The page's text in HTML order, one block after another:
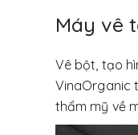
Máy vê
Vê bột, tạo
VinaOrganic
thẩm mỹ về